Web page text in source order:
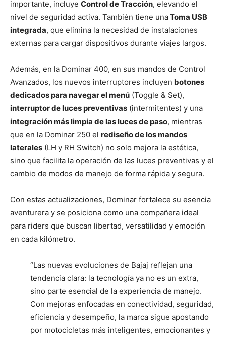
importante, incluye Control de Tracción, elevando el
nivel de seguridad activa. También tiene unaToma USB
integrada, que elimina la necesidad de instalaciones
externas para cargar dispositivos durante viajes largos.
Además, en la Dominar 400, en sus mandos de Control
Avanzados, los nuevos interruptores incluyen botones
dedicados para navegar el menú (Toggle & Set),
interruptor de luces preventivas (intermitentes) y una
integración más limpia de las luces de paso, mientras
que en la Dominar 250 el rediseño de los mandos
laterales (LH y RH Switch) no solo mejora la estética,
sino que facilita la operación de las luces preventivas y el
cambio de modos de manejo de forma rápida y segura.
Con estas actualizaciones, Dominar fortalece su esencia
aventurera y se posiciona como una compañera ideal
para riders que buscan libertad, versatilidad y emoción
en cada kilómetro.
“Las nuevas evoluciones de Bajaj reflejan una
tendencia clara: la tecnología ya no es un extra,
sino parte esencial de la experiencia de manejo.
Con mejoras enfocadas en conectividad, seguridad,
eficiencia y desempeño, la marca sigue apostando
por motocicletas más inteligentes, emocionantes y